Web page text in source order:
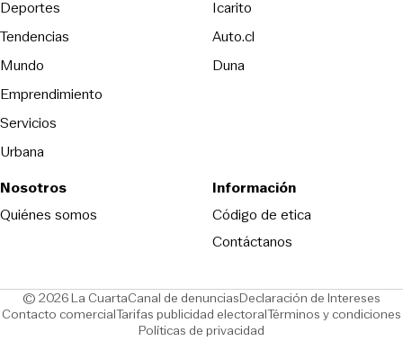
Deportes
Tendencias
Mundo
Emprendimiento
Servicios
Urbana
Icarito
Auto.cl
DunaOpens in new window
Nosotros
Quiénes somos
Información
Código de eticaOpens in new
Contáctanos
© 2026 La CuartaCanal de denunciasOpens in new window
Declaración de Intereses
Contacto comercialOpens in new window
Tarifas publicidad electoralOpens in new window
Términos y condiciones
Políticas de privacidad